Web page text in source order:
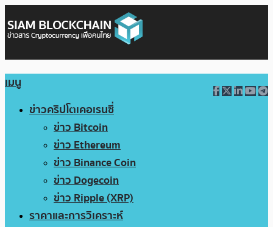
เมนู
ข่าวคริปโตเคอเรนซี่
ข่าว Bitcoin
ข่าว Ethereum
ข่าว Binance Coin
ข่าว Dogecoin
ข่าว Ripple (XRP)
ราคาและการวิเคราะห์